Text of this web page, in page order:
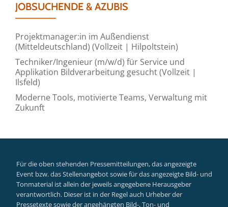
JOBSUCHENDE & AZUBIS
Projektmanager:in im Außendienst
(Mitteldeutschland) (Vollzeit | Hilpoltstein)
Techniker/Ingenieur (m/w/d) für Service und
Applikation Bildverarbeitung gesucht (Vollzeit |
Ilsfeld)
Moderne Tools, motivierte Teams, Verwaltung mit
Zukunft
Für die oben stehenden Pressemitteilungen, das angezeigte
Event bzw. das Stellenangebot sowie für das angezeigte Bild- und
Tonmaterial ist allein der jeweils angegebene Herausgeber
verantwortlich. Dieser ist in der Regel auch Urheber der
Pressetexte sowie der angehängten Bild-, Ton- und